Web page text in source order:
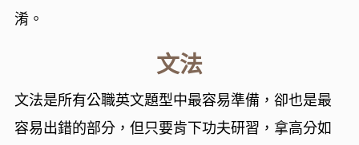
淆。
文法
文法是所有公職英文題型中最容易準備，卻也是最
容易出錯的部分，但只要肯下功夫研習，拿高分如